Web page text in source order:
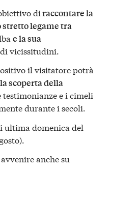
diraccontare la
legame tra
e la sua
vicissitudini.
il visitatore potrà
scoperta della
e i cimeli
durante i secoli.
ultima domenica del
anche su